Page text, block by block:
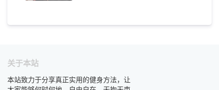
关于本站
本站致力于分享真正实用的健身方法，让